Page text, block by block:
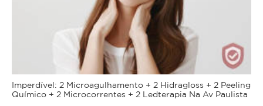
Imperdível: 2 Microagulhamento + 2 Hidragloss + 2 Peeling
Químico + 2 Microcorrentes + 2 Ledterapia Na Av Paulista